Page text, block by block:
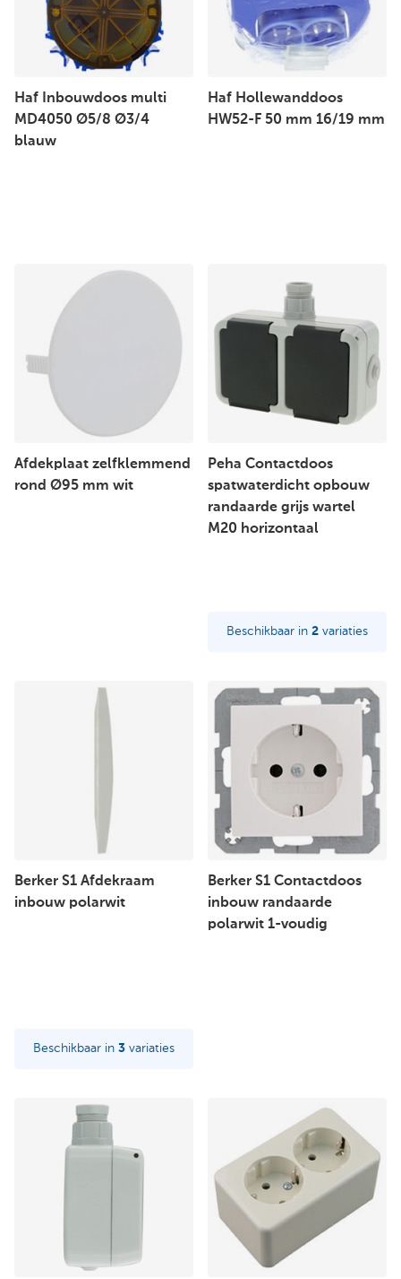
Haf Inbouwdoos multi
MD4050 Ø5/8 Ø3/4
blauw
Haf Hollewanddoos
HW52-F 50 mm 16/19 mm
Afdekplaat zelfklemmend
rond Ø95 mm wit
Peha Contactdoos
spatwaterdicht opbouw
randaarde grijs wartel
M20 horizontaal
Beschikbaar in 2 variaties
Berker S1 Afdekraam
inbouw polarwit
Beschikbaar in 3 variaties
Berker S1 Contactdoos
inbouw randaarde
polarwit 1-voudig